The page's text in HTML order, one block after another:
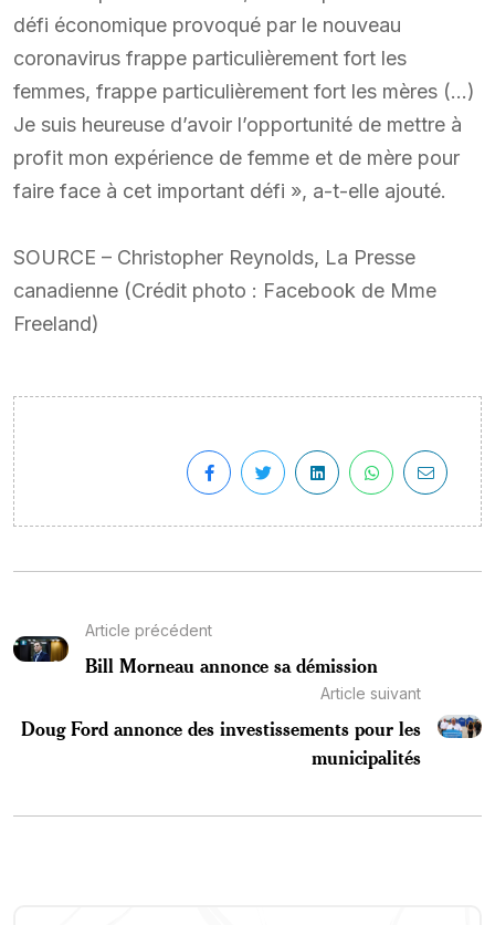
défi économique provoqué par le nouveau
coronavirus frappe particulièrement fort les
femmes, frappe particulièrement fort les mères (…)
Je suis heureuse d’avoir l’opportunité de mettre à
profit mon expérience de femme et de mère pour
faire face à cet important défi », a-t-elle ajouté.
SOURCE – Christopher Reynolds, La Presse
canadienne (Crédit photo : Facebook de Mme
Freeland)
Article précédent
Bill Morneau annonce sa démission
Article suivant
Doug Ford annonce des investissements pour les
municipalités